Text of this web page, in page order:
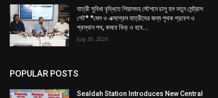
যাত্রী সুবিধা বৃদ্ধিতে শিয়ালদহ স্টেশনে চালু হল নতুন সেন্ট্রাল
গেট* *মেল ও এক্সপ্রেস যাত্রীদের জন্য পৃথক প্রবেশ ও
প্রস্থান পথ, কমবে ভিড় ও হবে...
July 30, 2026
POPULAR POSTS
Sealdah Station Introduces New Central